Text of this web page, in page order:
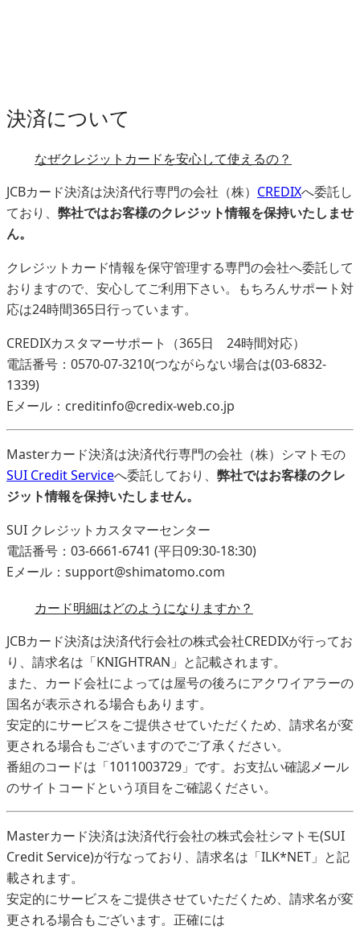
決済について
なぜクレジットカードを安心して使えるの？
JCBカード決済は決済代行専門の会社（株） CREDIXへ委託し
ており、 弊社ではお客様のクレジット情報を保持いたしませ
ん。
クレジットカード情報を保守管理する専門の会社へ委託して
おりますので、安心してご利用下さい。もちろんサポート対
応は24時間365日行っています。
CREDIXカスタマーサポート（365日 24時間対応）
電話番号：0570-07-3210(つながらない場合は(03-6832-
1339)
Eメール：creditinfo@credix-web.co.jp
Masterカード決済は決済代行専門の会社（株）シマトモの
SUI Credit Serviceへ委託しており、 弊社ではお客様のクレ
ジット情報を保持いたしません。
SUI クレジットカスタマーセンター
電話番号：03-6661-6741 (平日09:30-18:30)
Eメール：support@shimatomo.com
カード明細はどのようになりますか？
JCBカード決済は決済代行会社の株式会社CREDIXが行ってお
り、請求名は「KNIGHTRAN」と記載されます。
また、カード会社によっては屋号の後ろにアクワイアラーの
国名が表示される場合もあります。
安定的にサービスをご提供させていただくため、請求名が変
更される場合もございますのでご了承ください。
番組のコードは「1011003729」です。お支払い確認メール
のサイトコードという項目をご確認ください。
Masterカード決済は決済代行会社の株式会社シマトモ(SUI
Credit Service)が行なっており、請求名は「ILK*NET」と記
載されます。
安定的にサービスをご提供させていただくため、請求名が変
更される場合もございます。正確には